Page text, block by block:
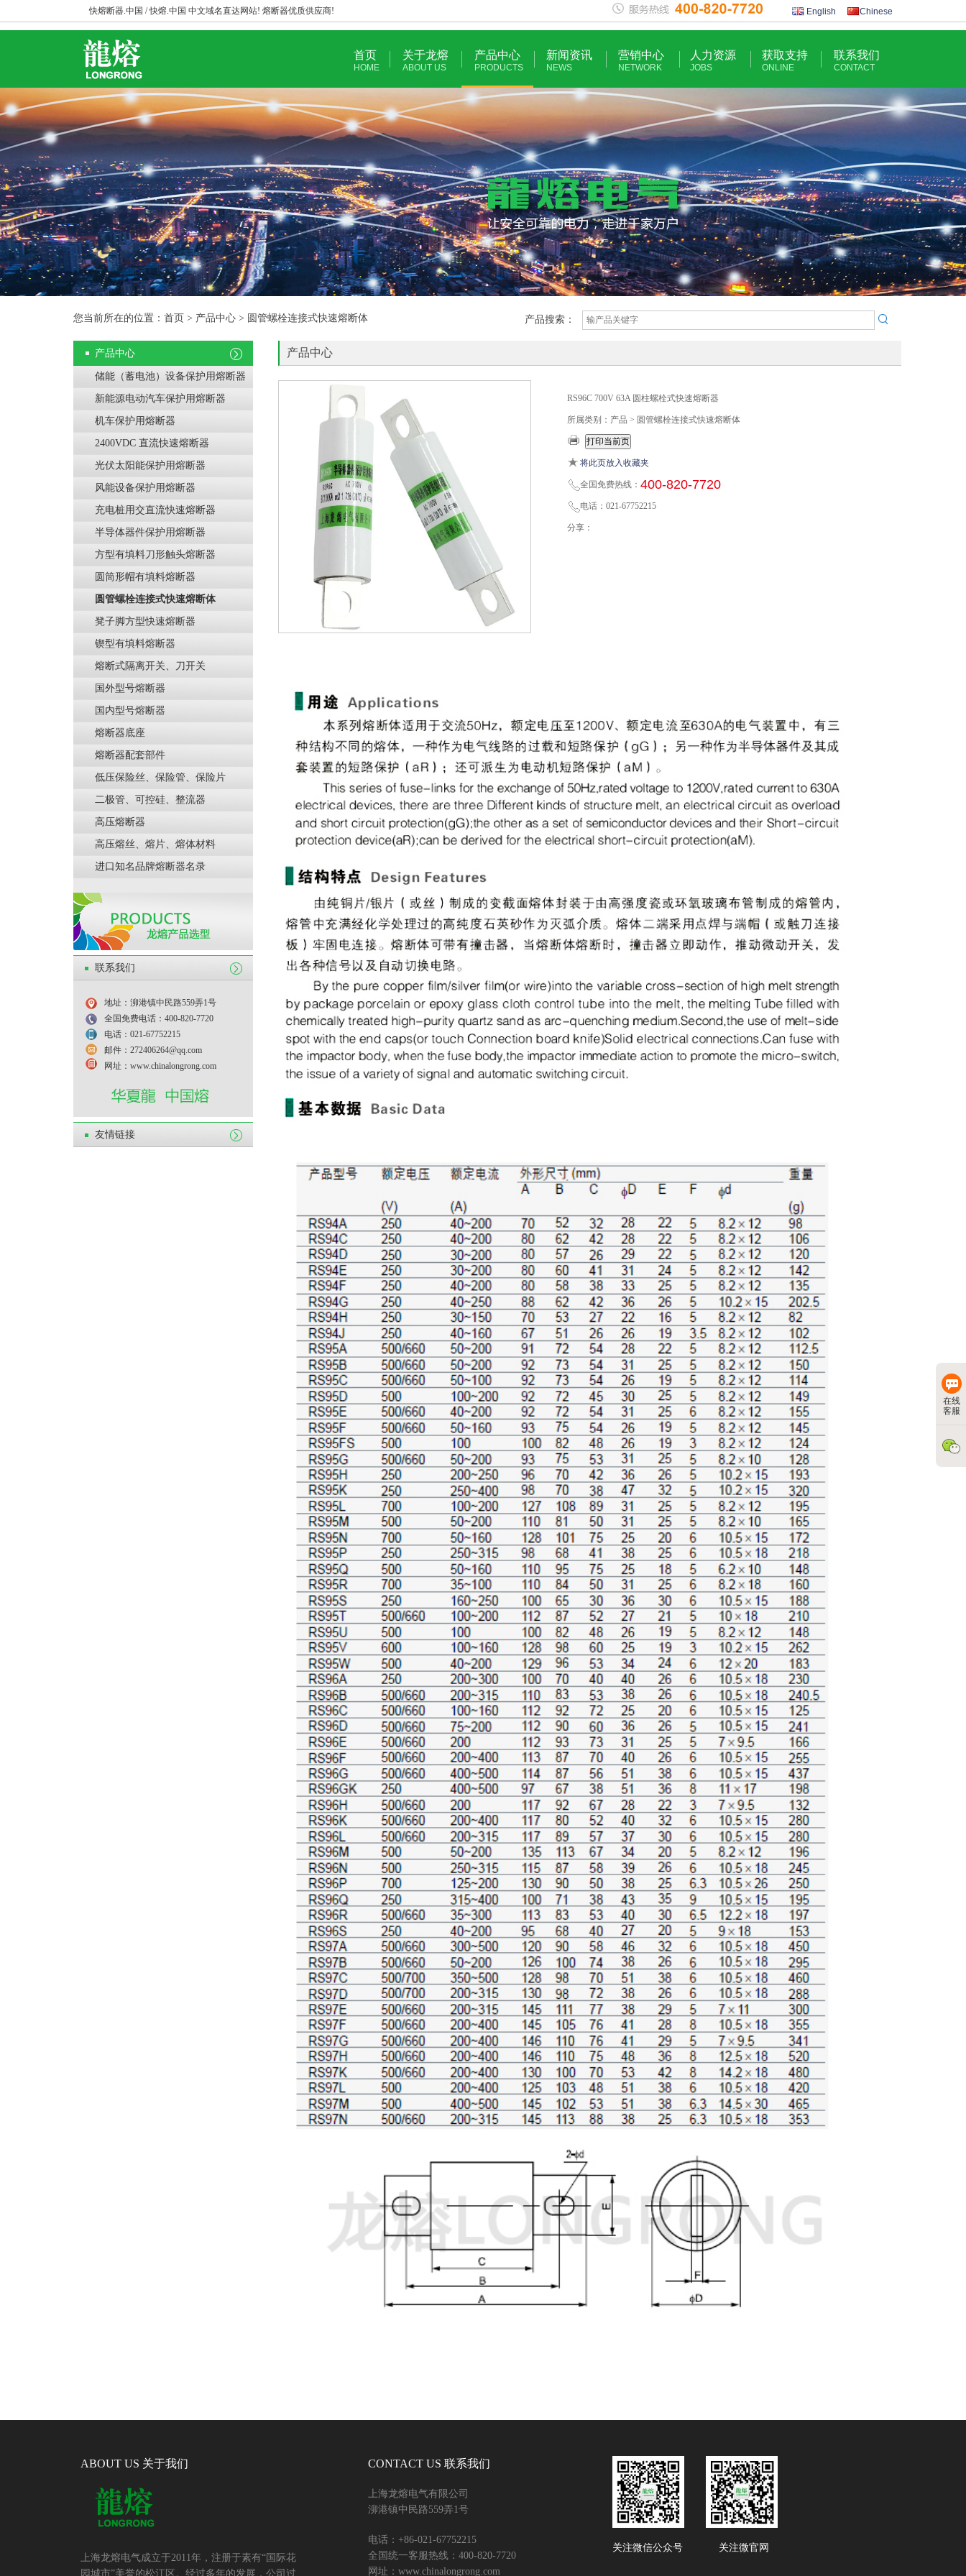
在线
客服
快熔断器.中国 / 快熔.中国 中文域名直达网站! 熔断器优质供应商! English Chinese
首页
HOME
关于龙熔
ABOUT US
产品中心
PRODUCTS
新闻资讯
NEWS
营销中心
NETWORK
人力资源
JOBS
获取支持
ONLINE
联系我们
CONTACT
您当前所在的位置：首页 > 产品中心 > 圆管螺栓连接式快速熔断体 产品搜索：
产品中心
储能（蓄电池）设备保护用熔断器
新能源电动汽车保护用熔断器
机车保护用熔断器
2400VDC 直流快速熔断器
光伏太阳能保护用熔断器
风能设备保护用熔断器
充电桩用交直流快速熔断器
半导体器件保护用熔断器
方型有填料刀形触头熔断器
圆筒形帽有填料熔断器
圆管螺栓连接式快速熔断体
凳子脚方型快速熔断器
锲型有填料熔断器
熔断式隔离开关、刀开关
国外型号熔断器
国内型号熔断器
熔断器底座
熔断器配套部件
低压保险丝、保险管、保险片
二极管、可控硅、整流器
高压熔断器
高压熔丝、熔片、熔体材料
进口知名品牌熔断器名录
联系我们
地址：泖港镇中民路559弄1号
全国免费电话：400-820-7720
电话：021-67752215
邮件：272406264@qq.com
网址：www.chinalongrong.com
友情链接
产品中心
RS96C 700V 63A 圆柱螺栓式快速熔断器
所属类别：产品 > 圆管螺栓连接式快速熔断体
将此页放入收藏夹
全国免费热线： 400-820-7720
电话：021-67752215
分享：
ABOUT US 关于我们
上海龙熔电气成立于2011年，注册于素有“国际花
园城市”美誉的松江区。经过多年的发展，公司过
CONTACT US 联系我们
上海龙熔电气有限公司
泖港镇中民路559弄1号
电话：+86-021-67752215
全国统一客服热线：400-820-7720
网址：www.chinalongrong.com
关注微信公众号 关注微官网